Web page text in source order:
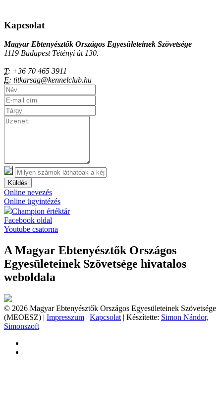
Kapcsolat
Magyar Ebtenyésztők Országos Egyesületeinek Szövetsége
1119 Budapest Tétényi út 130.
T: +36 70 465 3911
E: titkarsag@kennelclub.hu
Küldés
Online nevezés
Online ügyintézés
Champion értéktár
Facebook oldal
Youtube csatorna
A Magyar Ebtenyésztők Országos
Egyesületeinek Szövetsége hivatalos
weboldala
© 2026 Magyar Ebtenyésztők Országos Egyesületeinek Szövetsége
(MEOESZ) | Impresszum | Kapcsolat | Készítette: Simon Nándor,
Simonszoft